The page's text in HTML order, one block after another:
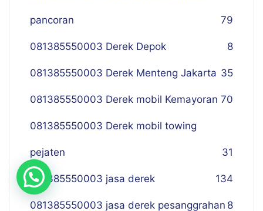
pancoran 79
081385550003 Derek Depok 8
081385550003 Derek Menteng Jakarta 35
081385550003 Derek mobil Kemayoran 70
081385550003 Derek mobil towing
pejaten 31
081385550003 jasa derek 134
081385550003 jasa derek pesanggrahan 8